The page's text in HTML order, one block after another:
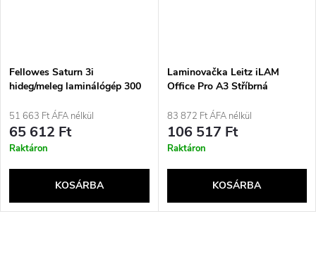
Fellowes Saturn 3i
hideg/meleg laminálógép 300
51 663 Ft ÁFA nélkül
65 612 Ft
Raktáron
KOSÁRBA
Laminovačka Leitz iLAM
Office Pro A3 Stříbrná
83 872 Ft ÁFA nélkül
106 517 Ft
Raktáron
KOSÁRBA